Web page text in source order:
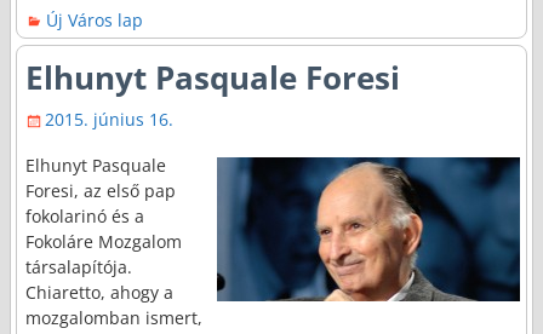
Új Város lap
Elhunyt Pasquale Foresi
2015. június 16.
Elhunyt Pasquale
Foresi, az első pap
fokolarinó és a
Fokoláre Mozgalom
társalapítója.
Chiaretto, ahogy a
mozgalomban ismert,